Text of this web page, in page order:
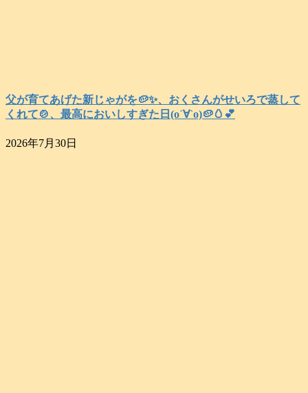
父が育てあげた新じゃがを🥔✨️、おくさんがせいろで蒸して
くれて🍲、最高においしすぎた日(о´∀`о)🥔🥚💕
2026年7月30日